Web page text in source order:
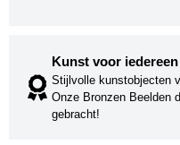
Kunst voor iedereen
Stijlvolle kunstobjecten
Onze Bronzen Beelden
gebracht!